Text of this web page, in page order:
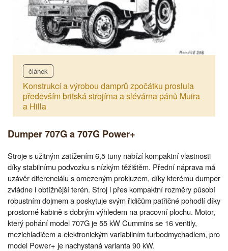
článek
Konstrukcí a výrobou damprů zpočátku proslula
především britská strojírna a slévárna pánů Muira
a Hilla
Dumper 707G a 707G Power+
Stroje s užitným zatížením 6,5 tuny nabízí kompaktní vlastnosti
díky stabilnímu podvozku s nízkým těžištěm. Přední náprava má
uzávěr diferenciálu s omezeným prokluzem, díky kterému dumper
zvládne i obtížnější terén. Stroj i přes kompaktní rozměry působí
robustním dojmem a poskytuje svým řidičům patřičné pohodlí díky
prostorné kabině s dobrým výhledem na pracovní plochu. Motor,
který pohání model 707G je 55 kW Cummins se 16 ventily,
mezichladičem a elektronickým variabilním turbodmychadlem, pro
model Power+ je nachystaná varianta 90 kW.